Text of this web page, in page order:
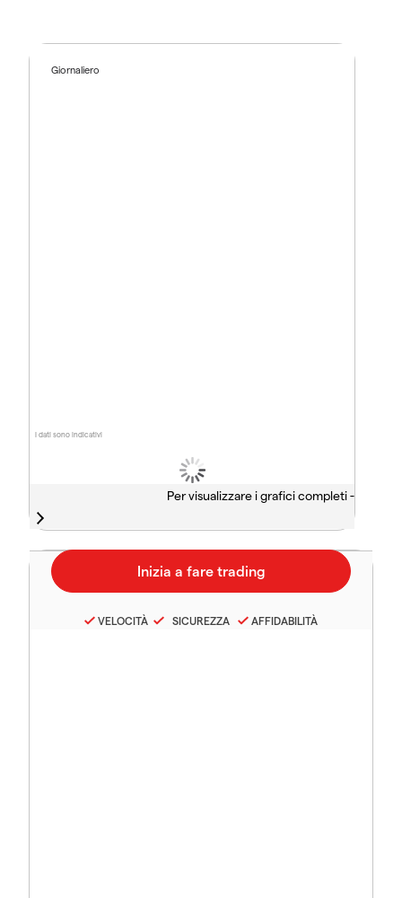
I dati sono indicativi
Giornaliero
Per visualizzare i grafici completi -
VELOCITÀ SICUREZZA AFFIDABILITÀ